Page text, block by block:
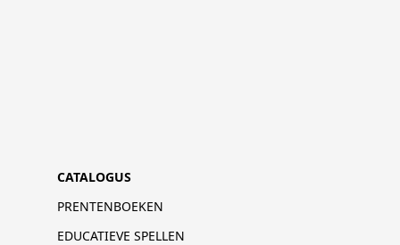
CATALOGUS
PRENTENBOEKEN
EDUCATIEVE SPELLEN